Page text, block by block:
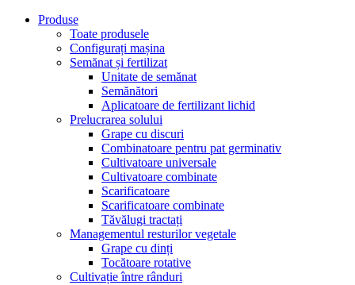
Produse
Toate produsele
Configurați mașina
Semănat și fertilizat
Unitate de semănat
Semănători
Aplicatoare de fertilizant lichid
Prelucrarea solului
Grape cu discuri
Combinatoare pentru pat germinativ
Cultivatoare universale
Cultivatoare combinate
Scarificatoare
Scarificatoare combinate
Tăvălugi tractați
Managementul resturilor vegetale
Grape cu dinți
Tocătoare rotative
Cultivație între rânduri